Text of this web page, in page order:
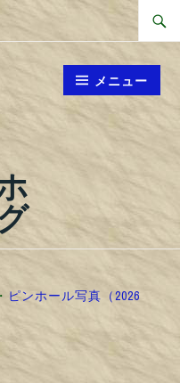
索
対
象:
メニュー
・ ピンホール写真（2026